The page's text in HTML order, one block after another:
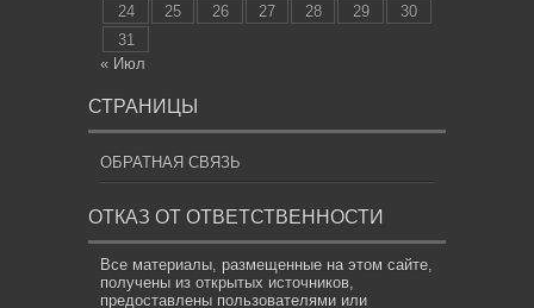
24
25 26 27 28 29
30
31
« Июл
СТРАНИЦЫ
ОБРАТНАЯ СВЯЗЬ
ОТКАЗ ОТ ОТВЕТСТВЕННОСТИ
Все материалы, размещенные на этом сайте,
получены из открытых источников,
предоставлены пользователями или